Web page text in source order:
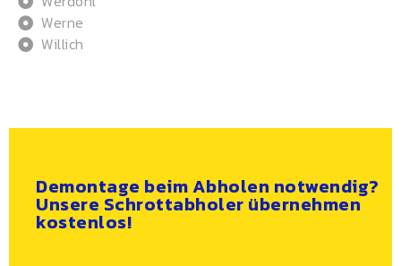
Werne
Willich
Demontage beim Abholen notwendig?
Unsere Schrottabholer übernehmen
kostenlos!